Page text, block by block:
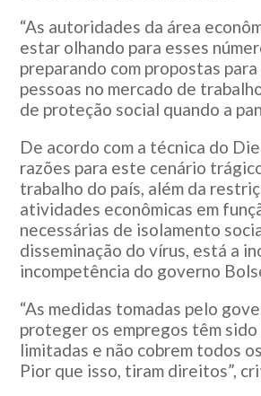
“As autoridades da área
estar olhando para esses
preparando com propostas
pessoas no mercado de
de proteção social quando a
De acordo com a técnica do
razões para este cenário
trabalho do país, além da
atividades econômicas em
necessárias de isolamento
disseminação do vírus, está a
incompetência do governo
“As medidas tomadas pelo
proteger os empregos têm
limitadas e não cobrem todos
Pior que isso, tiram direitos”,